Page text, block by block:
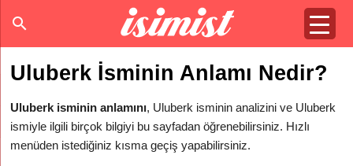
Uluberk İsminin Anlamı Nedir?
Uluberk isminin anlamını, Uluberk isminin analizini ve Uluberk
ismiyle ilgili birçok bilgiyi bu sayfadan öğrenebilirsiniz. Hızlı
menüden istediğiniz kısma geçiş yapabilirsiniz.